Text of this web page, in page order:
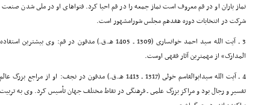
نماز باران او در قم معروف است نماز جمعه را در قم احیا کرد. فتواهاى او در ملى شدن
شرکت در انتخابات دوره هفدهم مجلس شورامشهور است.
3 ـ آیت الله سید احمد خوانسارى (1309 ـ 1405 هـ.ق.) مدفون
المدارک» از مهمترین آثار فقهى اوست.
4 ـ آیت الله سیدابوالقاسم خوئى (1317 ـ 1413 هـ.ق.) مدفون در
تفسیر و رجال بود و مراکز بزرگ علمى ـ فرهنگى در نقاط مختلف جهان تأسیس کرد. وى به